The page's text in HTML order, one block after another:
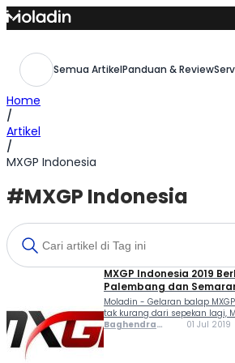
Skip
to
Semua ArtikelPanduan & Review
Home
/
Artikel
/
MXGP Indonesia
#MXGP Indonesia
MXGP Indonesia 2019
Palembang dan
Moladin - Gelaran balap
tak kurang dari sepekan lagi,
di dua sirkuit, yang pertama
Baghendra
01 Jul 2019